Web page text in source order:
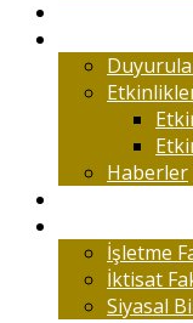
Haberler
İşletme
İktisat
Siyasal